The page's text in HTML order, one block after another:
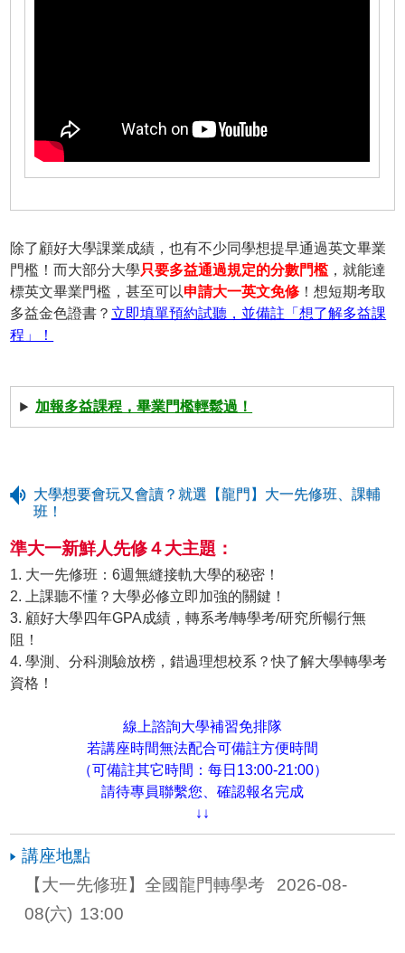
除了顧好大學課業成績，也有不少同學想提早通過英文畢業
門檻！而大部分大學只要多益通過規定的分數門檻 ，就能達
標英文畢業門檻，甚至可以申請大一英文免修 ！想短期考取
多益金色證書？ 立即填單預約試聽，並備註「想了解多益課
程」！
加報多益課程，畢業門檻輕鬆過！
大學想要會玩又會讀？就選【龍門】大一先修班、課輔
班！
準大一新鮮人先修４大主題：
1. 大一先修班：6週無縫接軌大學的秘密！
2. 上課聽不懂？大學必修立即加強的關鍵！
3. 顧好大學四年GPA成績，轉系考/轉學考/研究所暢行無
阻！
4. 學測、分科測驗放榜，錯過理想校系？快了解大學轉學考
資格！
線上諮詢大學補習免排隊
若講座時間無法配合可備註方便時間
（可備註其它時間：每日13:00-21:00）
請待專員聯繫您、確認報名完成
↓↓
講座地點
【大一先修班】全國龍門轉學考
2026-08-
08(六) 13:00